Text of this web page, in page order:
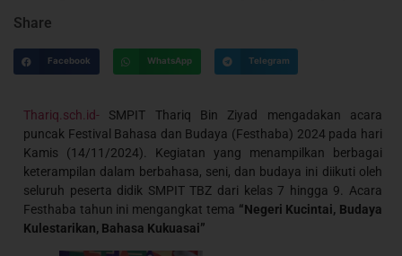
Share
Facebook WhatsApp Telegram
Thariq.sch.id- SMPIT Thariq Bin Ziyad mengadakan acara
puncak Festival Bahasa dan Budaya (Festhaba) 2024 pada hari
Kamis (14/11/2024). Kegiatan yang menampilkan berbagai
keterampilan dalam berbahasa, seni, dan budaya ini diikuti oleh
seluruh peserta didik SMPIT TBZ dari kelas 7 hingga 9. Acara
Festhaba tahun ini mengangkat tema “Negeri Kucintai, Budaya
Kulestarikan, Bahasa Kukuasai”